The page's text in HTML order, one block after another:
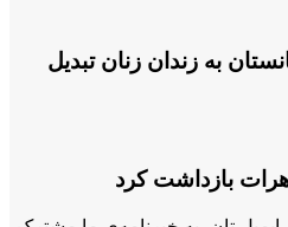
به زندان زنان تبدیل